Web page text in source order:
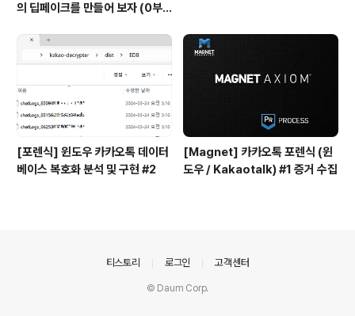
의 딥페이크를 만들어 보자 (0부
[포렌식] 윈도우 카카오톡 데이터
베이스 복호화 분석 및 구현 #2
[Magnet] 카카오톡 포렌식 (윈
도우 / Kakaotalk) #1 증거 수집
티스토리 로그인 고객센터
© Daum Corp.